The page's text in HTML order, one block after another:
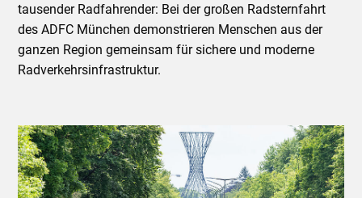
tausender Radfahrender: Bei der großen Radsternfahrt
des ADFC München demonstrieren Menschen aus der
ganzen Region gemeinsam für sichere und moderne
Radverkehrsinfrastruktur.